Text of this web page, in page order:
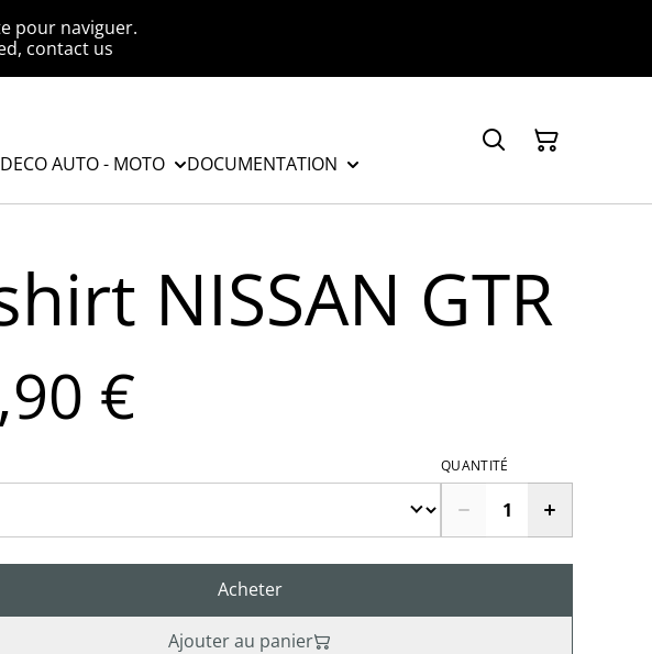
pour naviguer.
contact us
AUTO - MOTO DOCUMENTATION
NISSAN GTR
€
QUANTITÉ
Acheter
Ajouter au panier